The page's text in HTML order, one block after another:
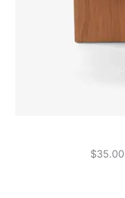
$35.00